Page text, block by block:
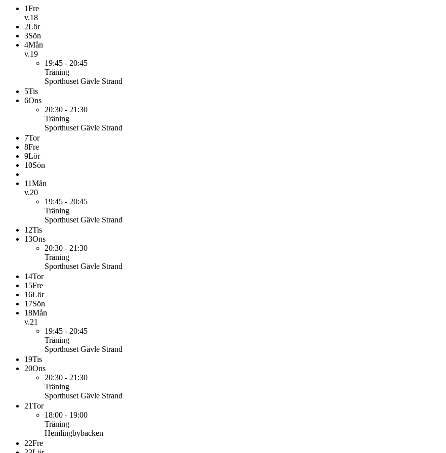
1Fre
v.18
2Lör
3Sön
4Mån
v.19
19:45 - 20:45
Träning
Sporthuset Gävle Strand
5Tis
6Ons
20:30 - 21:30
Träning
Sporthuset Gävle Strand
7Tor
8Fre
9Lör
10Sön
11Mån
v.20
19:45 - 20:45
Träning
Sporthuset Gävle Strand
12Tis
13Ons
20:30 - 21:30
Träning
Sporthuset Gävle Strand
14Tor
15Fre
16Lör
17Sön
18Mån
v.21
19:45 - 20:45
Träning
Sporthuset Gävle Strand
19Tis
20Ons
20:30 - 21:30
Träning
Sporthuset Gävle Strand
21Tor
18:00 - 19:00
Träning
Hemlingbybacken
22Fre